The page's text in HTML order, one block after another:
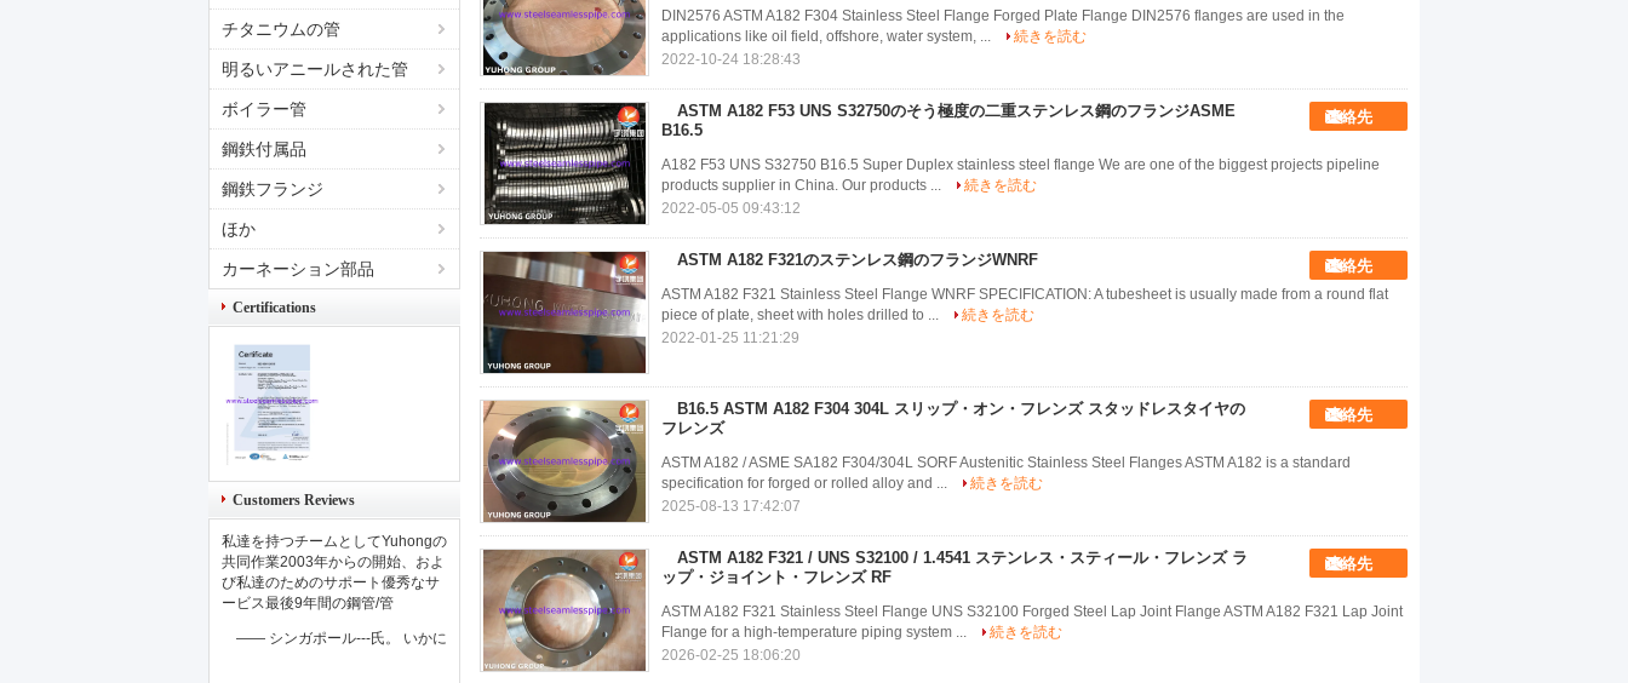
チタニウムの管
明るいアニールされた管
ボイラー管
鋼鉄付属品
鋼鉄フランジ
ほか
カーネーション部品
Certifications
Customers Reviews
私達を持つチームとしてYuhongの
共同作業2003年からの開始、およ
び私達のためのサポート優秀なサ
ービス最後9年間の鋼管/管
—— シンガポール---氏。 いかに
DIN2576 ASTM A182 F304 Stainless Steel Flange Forged Plate Flange DIN2576 flanges are used in the
applications like oil field, offshore, water system, ...
続きを読む
2022-10-24 18:28:43
ASTM A182 F53 UNS S32750のそう極度の二重ステンレス鋼のフランジASME
B16.5
連絡先
A182 F53 UNS S32750 B16.5 Super Duplex stainless steel flange We are one of the biggest projects pipeline
products supplier in China. Our products ...
続きを読む
2022-05-05 09:43:12
ASTM A182 F321のステンレス鋼のフランジWNRF 連絡先
ASTM A182 F321 Stainless Steel Flange WNRF SPECIFICATION: A tubesheet is usually made from a round flat
piece of plate, sheet with holes drilled to ...
続きを読む
2022-01-25 11:21:29
B16.5 ASTM A182 F304 304L スリップ・オン・フレンズ スタッドレスタイヤの
フレンズ
連絡先
ASTM A182 / ASME SA182 F304/304L SORF​ Austenitic Stainless Steel Flanges ASTM A182 is a standard
specification for forged or rolled alloy and ...
続きを読む
2025-08-13 17:42:07
ASTM A182 F321 / UNS S32100 / 1.4541 ステンレス・スティール・フレンズ ラ
ップ・ジョイント・フレンズ RF
連絡先
ASTM A182 F321 Stainless Steel Flange UNS S32100 Forged Steel Lap Joint Flange ASTM A182 F321 Lap Joint
Flange for a high-temperature piping system ...
続きを読む
2026-02-25 18:06:20